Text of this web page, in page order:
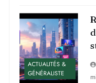
ACTUALITÉS &
GÉNÉRALISTE